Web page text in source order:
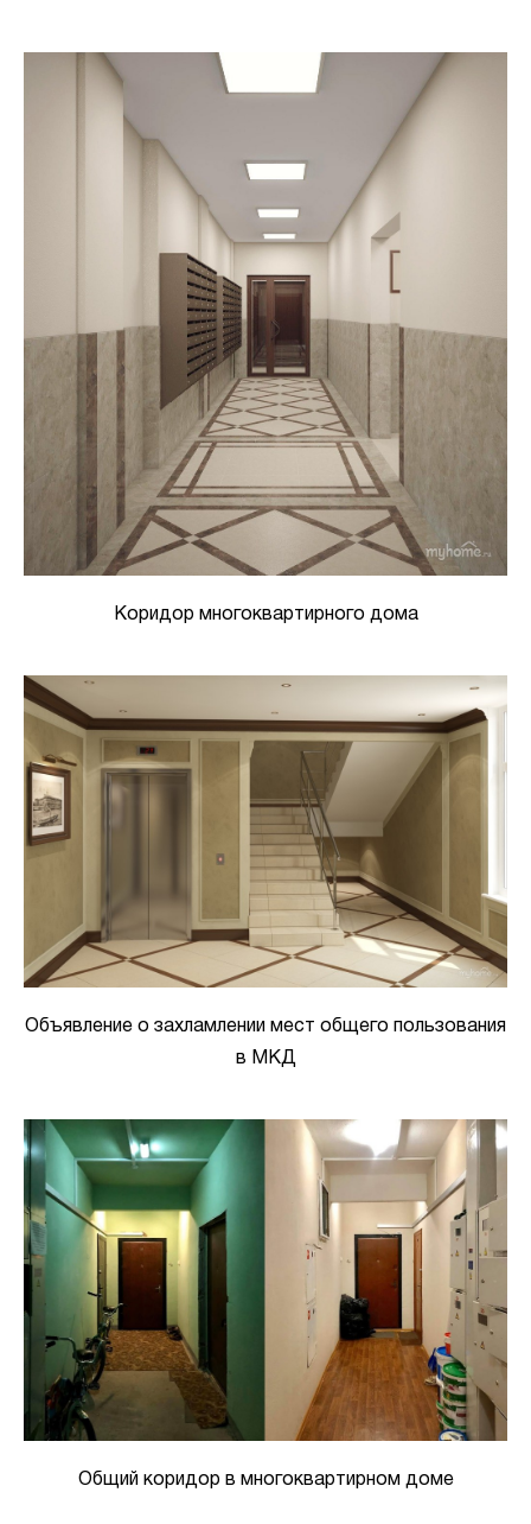
Коридор многоквартирного дома
Объявление о захламлении мест общего пользования
в МКД
Общий коридор в многоквартирном доме